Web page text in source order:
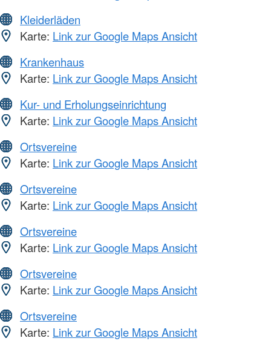
Kleiderläden
Karte: Link zur Google Maps Ansicht
Krankenhaus
Karte: Link zur Google Maps Ansicht
Kur- und Erholungseinrichtung
Karte: Link zur Google Maps Ansicht
Ortsvereine
Karte: Link zur Google Maps Ansicht
Ortsvereine
Karte: Link zur Google Maps Ansicht
Ortsvereine
Karte: Link zur Google Maps Ansicht
Ortsvereine
Karte: Link zur Google Maps Ansicht
Ortsvereine
Karte: Link zur Google Maps Ansicht